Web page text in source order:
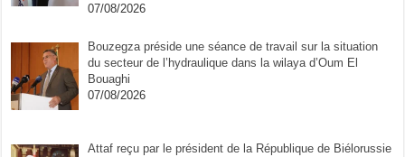
07/08/2026
Bouzegza préside une séance de travail sur la situation
du secteur de l’hydraulique dans la wilaya d’Oum El
Bouaghi
07/08/2026
Attaf reçu par le président de la République de Biélorussie